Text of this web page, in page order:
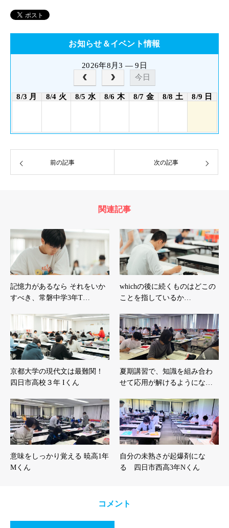
お知らせ＆イベント情報
2026年8月3 — 9日
今日
8/3 月 8/4 火 8/5 水 8/6 木 8/7 金 8/8 土 8/9 日
前の記事 次の記事
関連記事
記憶力があるなら それをいか
すべき、常磐中学3年T…
whichの後に続くものはどこの
ことを指しているか…
京都大学の現代文は最難関！
四日市高校３年 Iくん
夏期講習で、知識を組み合わ
せて応用が解けるようにな…
意味をしっかり覚える 暁高1年
Mくん
自分の未熟さが起爆剤にな
る 四日市西高3年Nくん
コメント